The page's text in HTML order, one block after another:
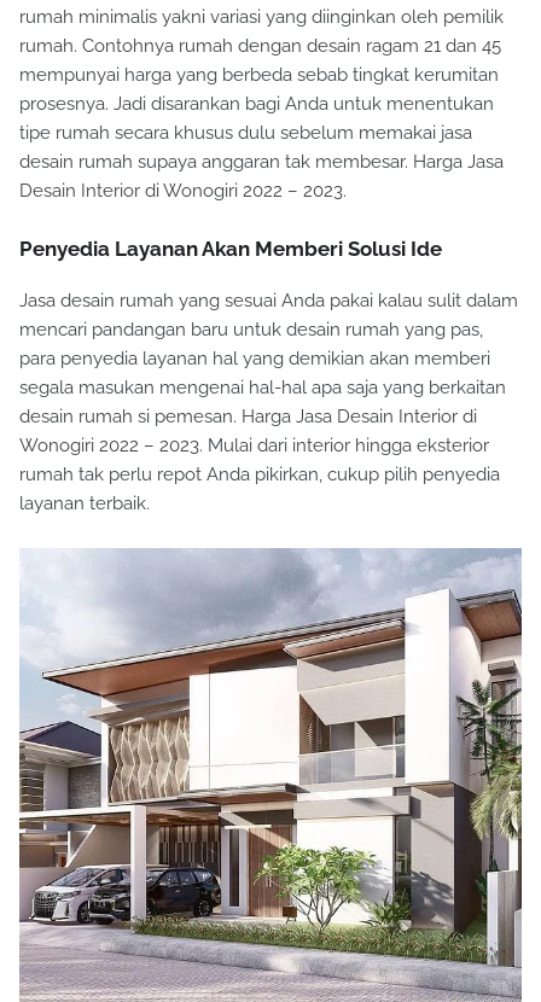
rumah minimalis yakni variasi yang diinginkan oleh pemilik
rumah. Contohnya rumah dengan desain ragam 21 dan 45
mempunyai harga yang berbeda sebab tingkat kerumitan
prosesnya. Jadi disarankan bagi Anda untuk menentukan
tipe rumah secara khusus dulu sebelum memakai jasa
desain rumah supaya anggaran tak membesar. Harga Jasa
Desain Interior di Wonogiri 2022 – 2023.
Penyedia Layanan Akan Memberi Solusi Ide
Jasa desain rumah yang sesuai Anda pakai kalau sulit dalam
mencari pandangan baru untuk desain rumah yang pas,
para penyedia layanan hal yang demikian akan memberi
segala masukan mengenai hal-hal apa saja yang berkaitan
desain rumah si pemesan. Harga Jasa Desain Interior di
Wonogiri 2022 – 2023. Mulai dari interior hingga eksterior
rumah tak perlu repot Anda pikirkan, cukup pilih penyedia
layanan terbaik.